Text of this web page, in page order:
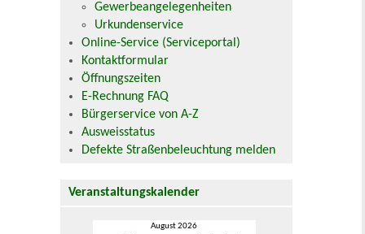
Gewerbeangelegenheiten
Urkundenservice
Online-Service (Serviceportal)
Kontaktformular
Öffnungszeiten
E-Rechnung FAQ
Bürgerservice von A-Z
Ausweisstatus
Defekte Straßenbeleuchtung melden
Veranstaltungskalender
August 2026